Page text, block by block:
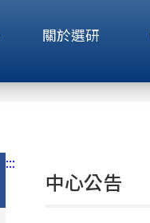
關於選研
:::
中心公告